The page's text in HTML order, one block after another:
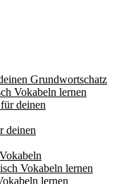
Grundwortschatz
Vokabeln lernen
deinen
deinen
Vokabeln lernen
lernen